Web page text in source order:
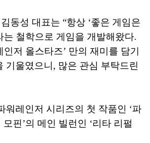
동성 대표는 “항상 ‘좋은 게임은
는 철학으로 게임을 개발해왔다.
인저 올스타즈’ 만의 재미를 담기
기울였으니, 많은 관심 부탁드린
워레인저 시리즈의 첫 작품인 ‘파
핀’의 메인 빌런인 ‘리타 리펄